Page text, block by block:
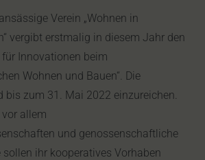
Verein „Wohnen in
vergibt erstmalig in diesem Jahr den
für Innovationen beim
Wohnen und Bauen“. Die
bis zum 31. Mai 2022 einzureichen.
allem
und genossenschaftliche
sollen ihr kooperatives Vorhaben